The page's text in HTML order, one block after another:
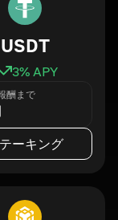
USDT
3% APY
酬まで
ーキング